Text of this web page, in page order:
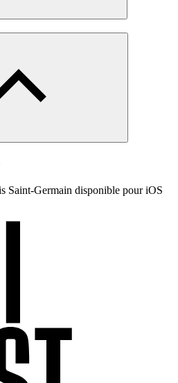
Saint-Germain disponible pour iOS